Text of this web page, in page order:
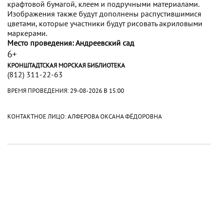
крафтовой бумагой, клеем и подручными материалами.
Изображения также будут дополнены распустившимися
цветами, которые участники будут рисовать акриловыми
маркерами.
Место проведения: Андреевский сад
6+
КРОНШТАДТСКАЯ МОРСКАЯ БИБЛИОТЕКА
(812) 311-22-63
ВРЕМЯ ПРОВЕДЕНИЯ: 29-08-2026 В 15:00
КОНТАКТНОЕ ЛИЦО: АЛФЕРОВА ОКСАНА ФЁДОРОВНА